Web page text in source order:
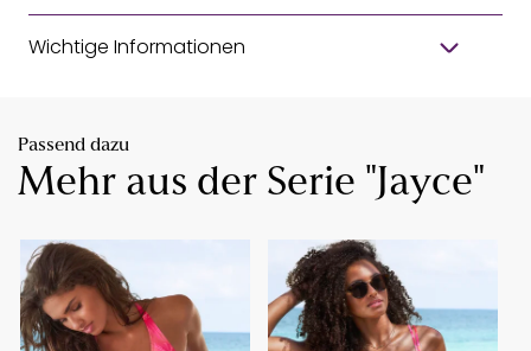
Wichtige Informationen
Passend dazu
Mehr aus der Serie "Jayce"